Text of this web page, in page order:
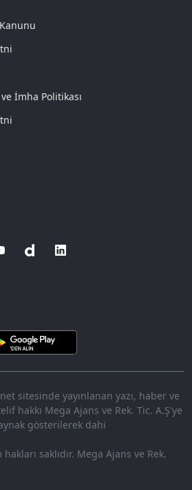
İmha Politikası
sitesinde yayınlanan yazı, haber ve
hakkı Mega Ajans ve Rek. Tic. A.Ş'ye
gösterilerek dahi
saklıdır. Mega Ajans ve Rek.